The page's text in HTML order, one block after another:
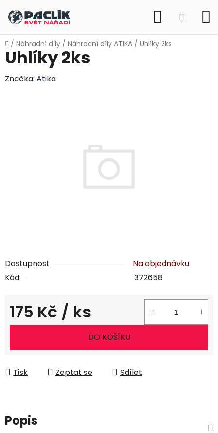
na
obsah
Hledat
Domů
/ Náhradní díly / Náhradní díly ATIKA / Uhlíky 2ks
Dostupnost
Na objednávku
Kód:
372658
175 Kč / ks
Měrná cena:
DO KOŠÍKU
Tisk Zeptat se Sdílet
Uhlíky 2ks
Značka: Atika
Popis